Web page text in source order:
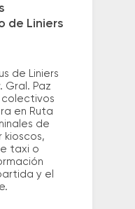
de Liniers
de Liniers
Gral. Paz
colectivos
en Ruta
de
kioscos,
taxi o
y el